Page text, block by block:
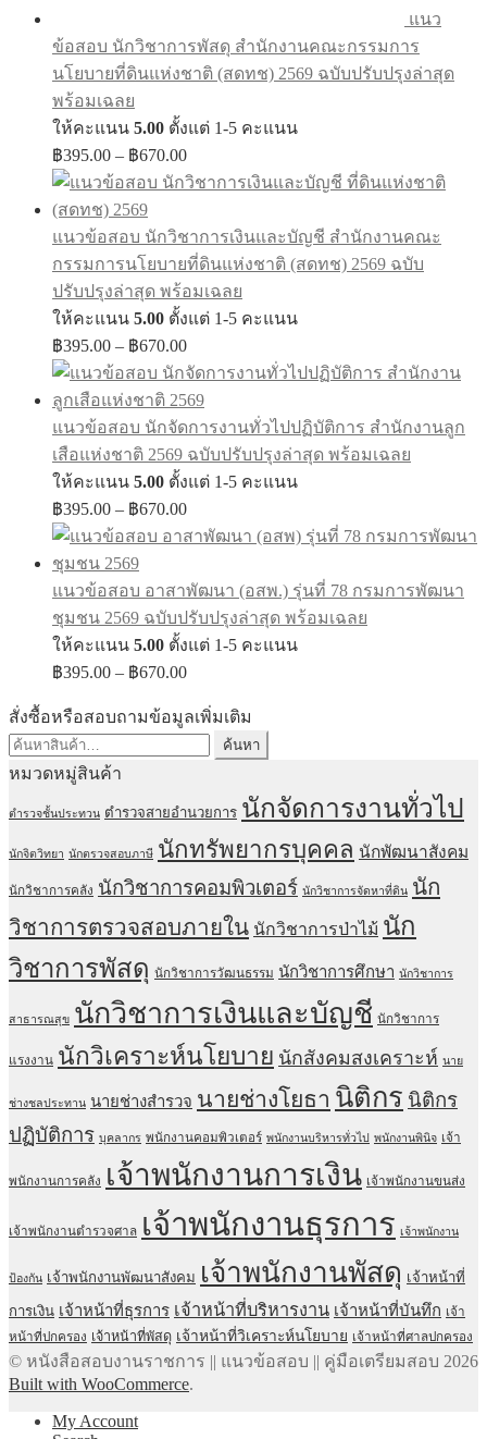
แนว
ข้อสอบ นักวิชาการพัสดุ สำนักงานคณะกรรมการ
นโยบายที่ดินแห่งชาติ (สดทช) 2569 ฉบับปรับปรุงล่าสุด
พร้อมเฉลย
ให้คะแนน 5.00 ตั้งแต่ 1-5 คะแนน
฿395.00 – ฿670.00Price
฿395.00
฿670.00
แนวข้อสอบ นักวิชาการเงินและบัญชี สำนักงานคณะ
กรรมการนโยบายที่ดินแห่งชาติ (สดทช) 2569 ฉบับ
ปรับปรุงล่าสุด พร้อมเฉลย
ให้คะแนน 5.00 ตั้งแต่ 1-5 คะแนน
฿395.00 – ฿670.00Price
฿395.00
through
฿670.00
แนวข้อสอบ นักจัดการงานทั่วไปปฏิบัติการ สำนักงานลูก
เสือแห่งชาติ 2569 ฉบับปรับปรุงล่าสุด พร้อมเฉลย
ให้คะแนน 5.00 ตั้งแต่ 1-5 คะแนน
฿395.00 – ฿670.00Price
฿395.00
฿670.00
แนวข้อสอบ อาสาพัฒนา (อสพ.) รุ่นที่ 78 กรมการพัฒนา
ชุมชน 2569 ฉบับปรับปรุงล่าสุด พร้อมเฉลย
ให้คะแนน 5.00 ตั้งแต่ 1-5 คะแนน
฿395.00 – ฿670.00Price
฿395.00
through
฿670.00
สั่งซื้อหรือสอบถามข้อมูลเพิ่มเติม
ค้นหา:
ค้นหา
หมวดหมู่สินค้า
ตำรวจชั้นประทวน ตำรวจสายอำนวยการ นักจัดการงานทั่วไป
นักจิตวิทยา นักตรวจสอบภาษี นักทรัพยากรบุคคล นักพัฒนาสังคม
นักวิชาการคลัง นักวิชาการคอมพิวเตอร์ นักวิชาการจัดหาที่ดิน นัก
วิชาการตรวจสอบภายใน นักวิชาการป่าไม้ นัก
วิชาการพัสดุ นักวิชาการวัฒนธรรม นักวิชาการศึกษา นักวิชาการ
สาธารณสุข นักวิชาการเงินและบัญชี นักวิชาการ
แรงงาน นักวิเคราะห์นโยบาย นักสังคมสงเคราะห์ นาย
ช่างชลประทาน นายช่างสำรวจ นายช่างโยธา นิติกร นิติกร
ปฏิบัติการ บุคลากร พนักงานคอมพิวเตอร์ พนักงานบริหารทั่วไป พนักงานพินิจ เจ้า
พนักงานการคลัง เจ้าพนักงานการเงิน เจ้าพนักงานขนส่ง
เจ้าพนักงานตำรวจศาล เจ้าพนักงานธุรการ เจ้าพนักงาน
ป้องกัน เจ้าพนักงานพัฒนาสังคม เจ้าพนักงานพัสดุ เจ้าหน้าที่
การเงิน เจ้าหน้าที่ธุรการ เจ้าหน้าที่บริหารงาน เจ้าหน้าที่บันทึก เจ้า
หน้าที่ปกครอง เจ้าหน้าที่พัสดุ เจ้าหน้าที่วิเคราะห์นโยบาย เจ้าหน้าที่ศาลปกครอง
© หนังสือสอบงานราชการ || แนวข้อสอบ || คู่มือเตรียมสอบ 2026
Built with WooCommerce.
My Account